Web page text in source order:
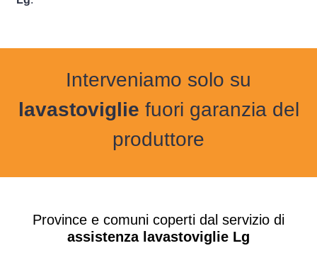
Interveniamo solo su
lavastoviglie fuori garanzia del
produttore
Province e comuni coperti dal servizio di
assistenza lavastoviglie Lg